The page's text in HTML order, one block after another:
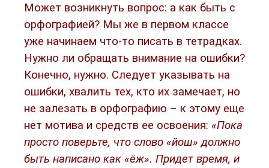
Может возникнуть вопрос: а как быть с
орфографией? Мы же в первом классе
уже начинаем что-то писать в тетрадках.
Нужно ли обращать внимание на ошибки?
Конечно, нужно. Следует указывать на
ошибки, хвалить тех, кто их замечает, но
не залезать в орфографию – к этому еще
нет мотива и средств ее освоения: «Пока
просто поверьте, что слово «йош» должно
быть написано как «ёж». Придет время, и